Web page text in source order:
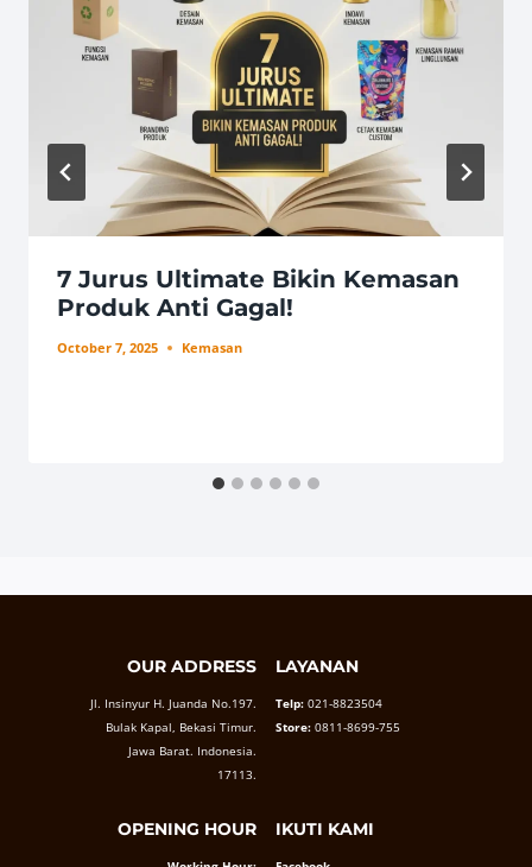
7 Jurus Ultimate Bikin Kemasan
Produk Anti Gagal!
October 7, 2025 Kemasan
OUR ADDRESS
Jl. Insinyur H. Juanda No.197.
Bulak Kapal, Bekasi Timur.
Jawa Barat. Indonesia.
17113.
LAYANAN
Telp: 021-8823504
Store: 0811-8699-755
OPENING HOUR IKUTI KAMI